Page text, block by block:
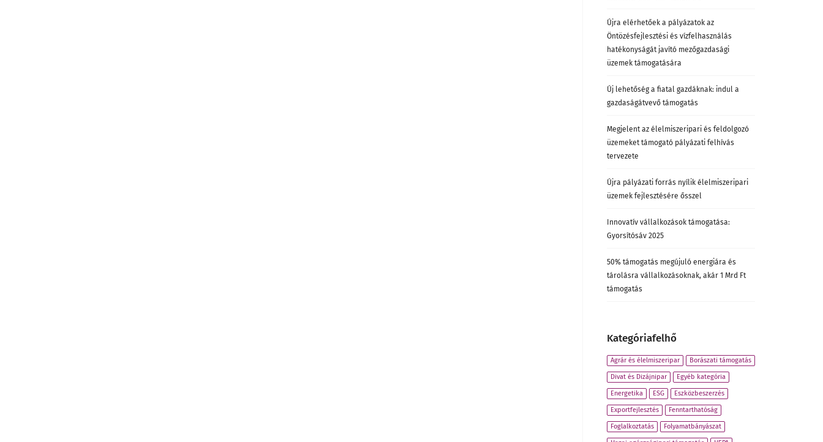
Újra elérhetőek a pályázatok az
Öntözésfejlesztési és vízfelhasználás
hatékonyságát javító mezőgazdasági
üzemek támogatására
Új lehetőség a fiatal gazdáknak: indul a
gazdaságátvevő támogatás
Megjelent az élelmiszeripari és feldolgozó
üzemeket támogató pályázati felhívás
tervezete
Újra pályázati forrás nyílik élelmiszeripari
üzemek fejlesztésére ősszel
Innovatív vállalkozások támogatása:
Gyorsítósáv 2025
50% támogatás megújuló energiára és
tárolásra vállalkozásoknak, akár 1 Mrd Ft
támogatás
Kategóriafelhő
Agrár és élelmiszeripar Borászati támogatás
Divat és Dizájnipar Egyéb kategória
Energetika ESG Eszközbeszerzés
Exportfejlesztés Fenntarthatóság
Foglalkoztatás Folyamatbányászat